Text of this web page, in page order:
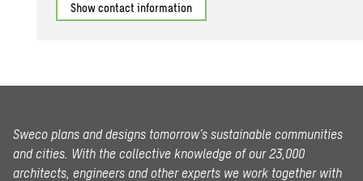
Show contact information
Sweco plans and designs tomorrow’s sustainable communities
and cities. With the collective knowledge of our 23,000
architects, engineers and other experts we work together with